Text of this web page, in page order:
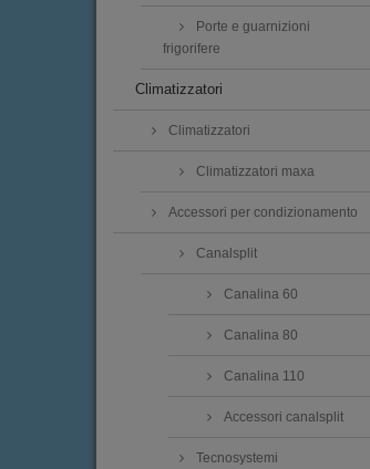
Porte e guarnizioni
frigorifere
Climatizzatori
Climatizzatori
Climatizzatori maxa
Accessori per condizionamento
Canalsplit
Canalina 60
Canalina 80
Canalina 110
Accessori canalsplit
Tecnosystemi